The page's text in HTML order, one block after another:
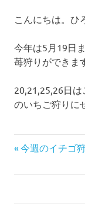
こんにちは。ひ
今年は5月19日
苺狩りができま
20,21,25,26日
のいちご狩りに
投
稿
前
記
今週のイチゴ